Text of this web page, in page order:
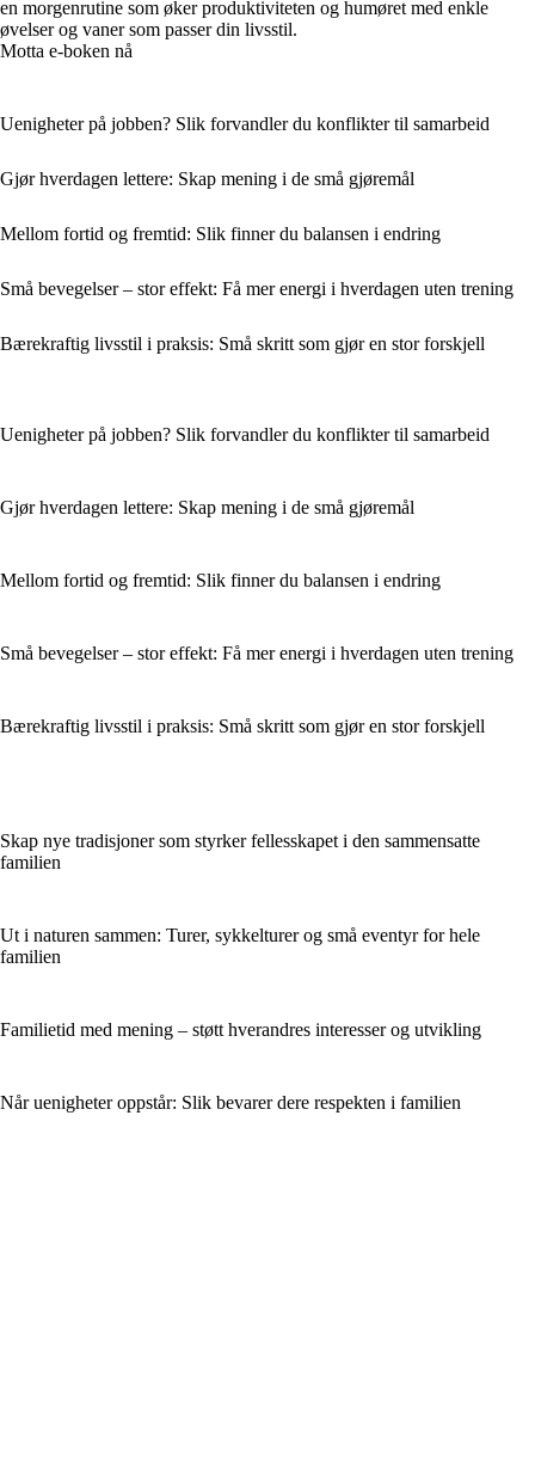
en morgenrutine som øker produktiviteten og humøret med enkle
øvelser og vaner som passer din livsstil.
Motta e-boken nå
Uenigheter på jobben? Slik forvandler du konflikter til samarbeid
Gjør hverdagen lettere: Skap mening i de små gjøremål
Mellom fortid og fremtid: Slik finner du balansen i endring
Små bevegelser – stor effekt: Få mer energi i hverdagen uten trening
Bærekraftig livsstil i praksis: Små skritt som gjør en stor forskjell
Uenigheter på jobben? Slik forvandler du konflikter til samarbeid
Gjør hverdagen lettere: Skap mening i de små gjøremål
Mellom fortid og fremtid: Slik finner du balansen i endring
Små bevegelser – stor effekt: Få mer energi i hverdagen uten trening
Bærekraftig livsstil i praksis: Små skritt som gjør en stor forskjell
Skap nye tradisjoner som styrker fellesskapet i den sammensatte
familien
Ut i naturen sammen: Turer, sykkelturer og små eventyr for hele
familien
Familietid med mening – støtt hverandres interesser og utvikling
Når uenigheter oppstår: Slik bevarer dere respekten i familien